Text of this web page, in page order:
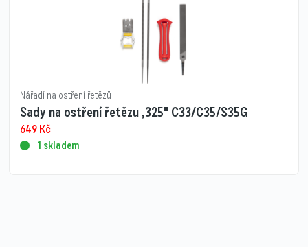
Nářadí na ostření řetězů
Sady na ostření řetězu ,325" C33/C35/S35G
649Kč
1 skladem